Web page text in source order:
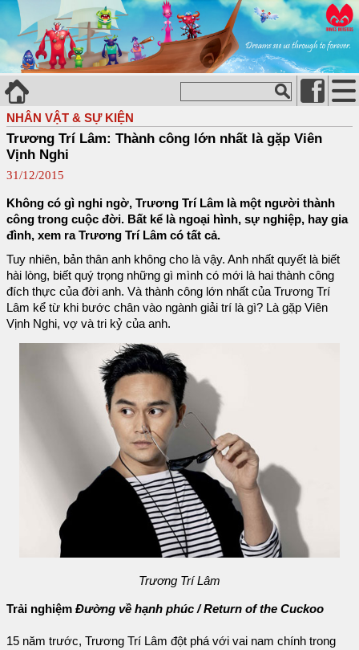
NHÂN VẬT & SỰ KIỆN
Trương Trí Lâm: Thành công lớn nhất là gặp Viên
Vịnh Nghi
31/12/2015
Không có gì nghi ngờ, Trương Trí Lâm là một người thành
công trong cuộc đời. Bất kể là ngoại hình, sự nghiệp, hay gia
đình, xem ra Trương Trí Lâm có tất cả.
Tuy nhiên, bản thân anh không cho là vậy. Anh nhất quyết là biết
hài lòng, biết quý trọng những gì mình có mới là hai thành công
đích thực của đời anh. Và thành công lớn nhất của Trương Trí
Lâm kể từ khi bước chân vào ngành giải trí là gì? Là gặp Viên
Vịnh Nghi, vợ và tri kỷ của anh.
Trương Trí Lâm
Trải nghiệm Đường về hạnh phúc / Return of the Cuckoo
15 năm trước, Trương Trí Lâm đột phá với vai nam chính trong